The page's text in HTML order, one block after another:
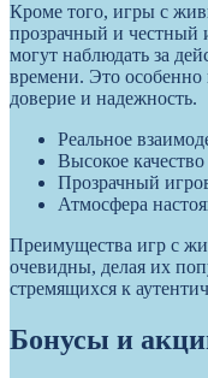
Кроме того, игры с
прозрачный и честный
могут наблюдать за
времени. Это особенно
доверие и надежность.
Реальное
Высокое
Прозрачный
Атмосфера
Преимущества игр с
очевидны, делая их
стремящихся к
Бонусы и